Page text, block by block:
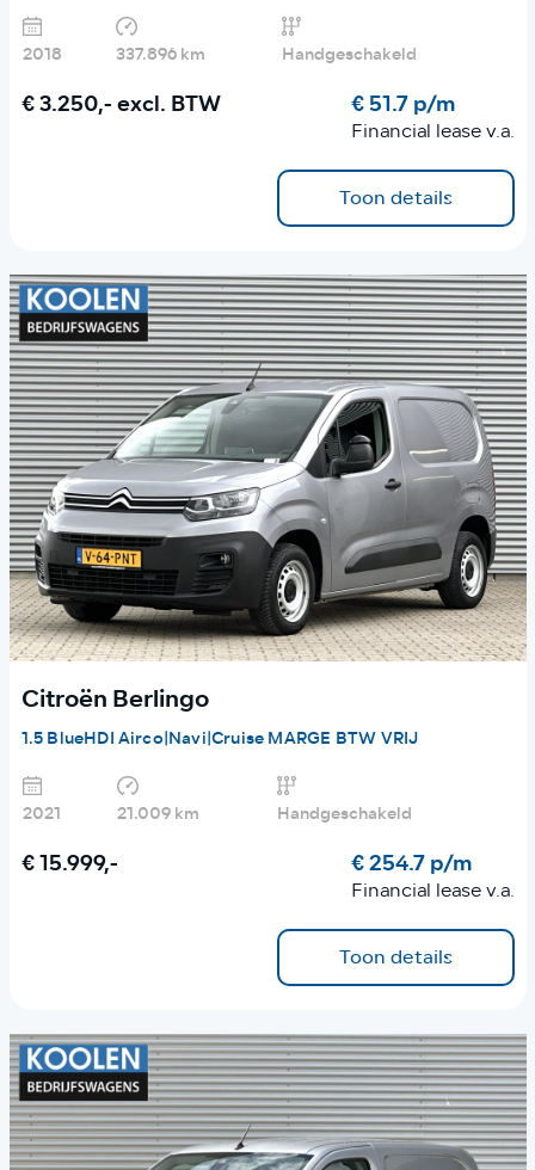
2018 337.896 km Handgeschakeld
€ 3.250,-excl. BTW € 51.7 p/m
Financial lease v.a.
Toon details
Citroën Berlingo
1.5 BlueHDI Airco|Navi|Cruise MARGE BTW VRIJ
2021 21.009 km Handgeschakeld
€ 15.999,- € 254.7 p/m
Financial lease v.a.
Toon details